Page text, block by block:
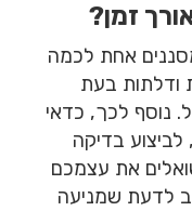
זמן?
אחת לכמה
ודלתות בעת
נוסף לכך, כדאי
בדיקה
את עצמכם
לדעת שמניעה